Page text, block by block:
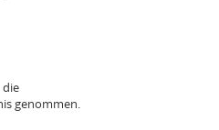
die
genommen.